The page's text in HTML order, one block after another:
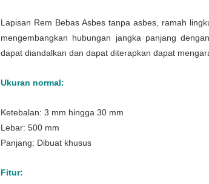
Lapisan Rem Bebas Asbes tanpa asbes, ramah
mengembangkan hubungan jangka panjang
dapat diandalkan dan dapat diterapkan dapat
Ukuran normal:
Ketebalan: 3 mm hingga 30 mm
Lebar: 500 mm
Panjang: Dibuat khusus
Fitur: